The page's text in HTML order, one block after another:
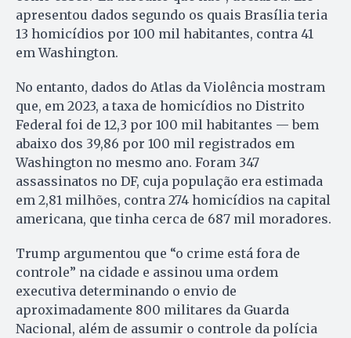
apresentou dados segundo os quais Brasília teria
13 homicídios por 100 mil habitantes, contra 41
em Washington.
No entanto, dados do Atlas da Violência mostram
que, em 2023, a taxa de homicídios no Distrito
Federal foi de 12,3 por 100 mil habitantes — bem
abaixo dos 39,86 por 100 mil registrados em
Washington no mesmo ano. Foram 347
assassinatos no DF, cuja população era estimada
em 2,81 milhões, contra 274 homicídios na capital
americana, que tinha cerca de 687 mil moradores.
Trump argumentou que “o crime está fora de
controle” na cidade e assinou uma ordem
executiva determinando o envio de
aproximadamente 800 militares da Guarda
Nacional, além de assumir o controle da polícia